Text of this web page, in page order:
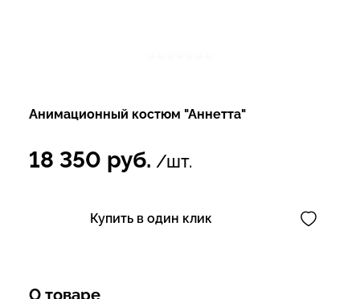
Анимационный костюм "Аннетта"
18 350 руб. /шт.
Купить в один клик
О товаре